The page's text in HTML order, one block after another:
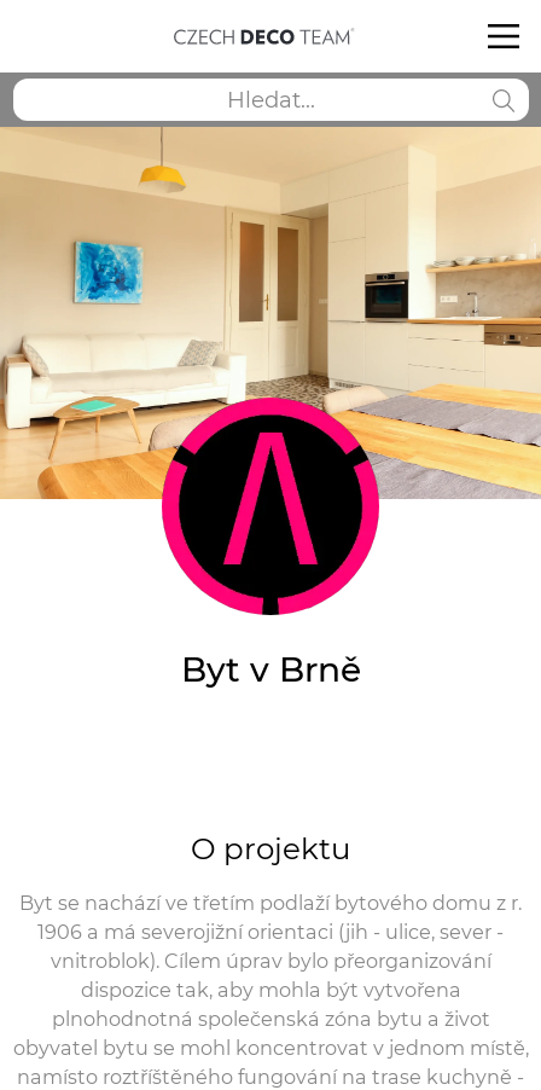
Byt v Brně
O projektu
Byt se nachází ve třetím podlaží bytového domu z r.
1906 a má severojižní orientaci (jih - ulice, sever -
vnitroblok). Cílem úprav bylo přeorganizování
dispozice tak, aby mohla být vytvořena
plnohodnotná společenská zóna bytu a život
obyvatel bytu se mohl koncentrovat v jednom místě,
namísto roztříštěného fungování na trase kuchyně -